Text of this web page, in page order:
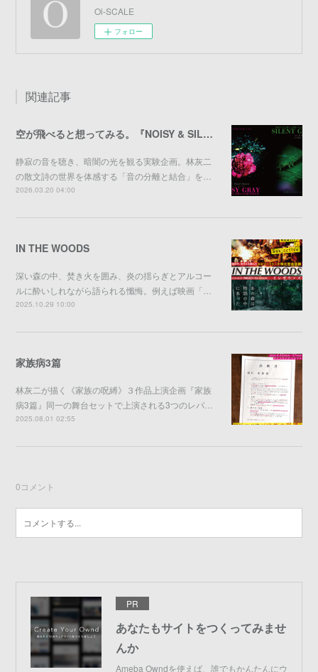
Oi-SCALE
フォロー
関連記事
空が飛べると想ってみる。『NOISY & SILENT GRAY』
静寂の音を聴き、暗闇の光を観る実験企画。林灰二
の散文詩の世界を体感する「音の分離と結合」を…
2026.03.20 04:00
IN THE WOODS
深い森の中、焚き火を囲み、炎の揺らぎとアルコー
ルに酔いしれながら語られる懺悔。例えば映画「…
2025.10.29 10:00
家族病3篇
林灰二が描く《家族の呪縛》３作品上演企画『家族
病3篇』同一の舞台セットで上演される3つのレパ…
2025.08.01 02:55
0コメント
PR
あなたもサイトをつくってみませ
んか
Ameba Owndを使えば、誰でもかんたんにウ